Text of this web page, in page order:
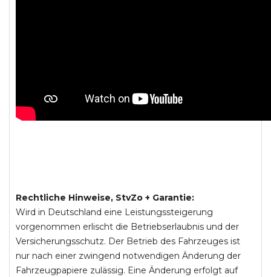
Rechtliche Hinweise, StvZo + Garantie:
Wird in Deutschland eine Leistungssteigerung
vorgenommen erlischt die Betriebserlaubnis und der
Versicherungsschutz. Der Betrieb des Fahrzeuges ist
nur nach einer zwingend notwendigen Änderung der
Fahrzeugpapiere zulässig. Eine Änderung erfolgt auf